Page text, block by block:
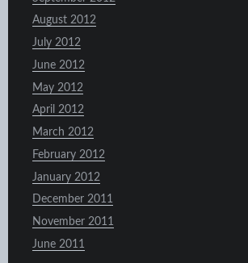
August 2012
July 2012
June 2012
May 2012
April 2012
March 2012
February 2012
January 2012
December 2011
November 2011
June 2011